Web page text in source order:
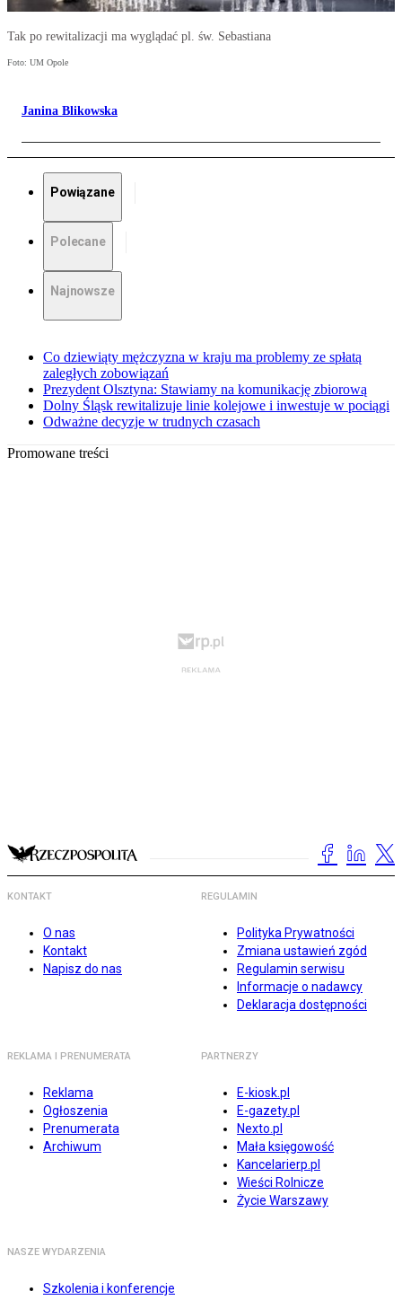
Tak po rewitalizacji ma wyglądać pl. św. Sebastiana
Foto: UM Opole
Janina Blikowska
Powiązane
Polecane
Najnowsze
Co dziewiąty mężczyzna w kraju ma problemy ze spłatą
zaległych zobowiązań
Prezydent Olsztyna: Stawiamy na komunikację zbiorową
Dolny Śląsk rewitalizuje linie kolejowe i inwestuje w pociągi
Odważne decyzje w trudnych czasach
Promowane treści
KONTAKT
O nas
Kontakt
Napisz do nas
REGULAMIN
Polityka Prywatności
Zmiana ustawień zgód
Regulamin serwisu
Informacje o nadawcy
Deklaracja dostępności
REKLAMA I PRENUMERATA
Reklama
Ogłoszenia
Prenumerata
Archiwum
PARTNERZY
E-kiosk.pl
E-gazety.pl
Nexto.pl
Mała księgowość
Kancelarierp.pl
Wieści Rolnicze
Życie Warszawy
NASZE WYDARZENIA
Szkolenia i konferencje